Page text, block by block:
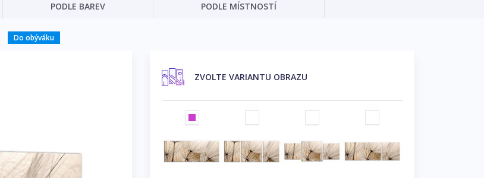
PODLE BAREV PODLE MÍSTNOSTÍ
Do obýváku
ZVOLTE VARIANTU OBRAZU